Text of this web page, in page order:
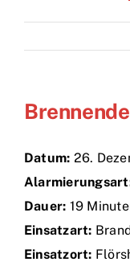
Home
Bürgerinfo
Über uns
Technik
Datum: 26.
Dauer: 19
Einsatzart:
Einsatzort: